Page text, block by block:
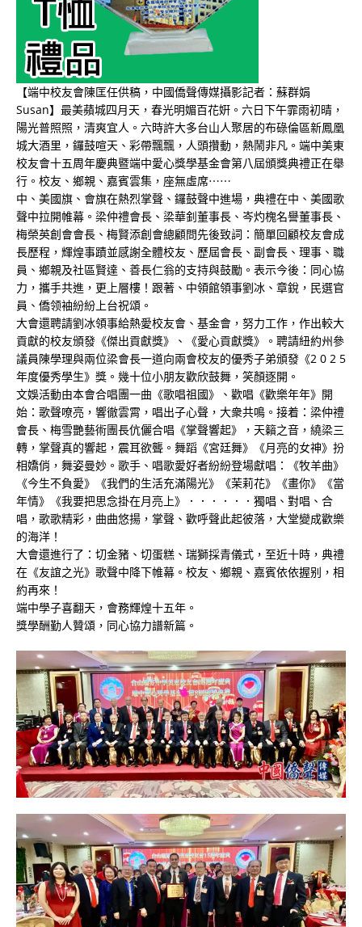
【端中校友會陳匡任供稿，中國僑聲傳媒攝影記者：蘇群娟
Susan】最美蘋城四月天，春光明媚百花姸。六日下午霏雨初晴，
陽光普照照，清爽宜人。六時許大多台山人聚居的布碌倫區新鳳凰
城大酒里，鑼鼓喧天、彩帶飄飄，人頭攢動，熱鬧非凡。端中美東
校友會十五周年慶典暨端中愛心獎學基金會第八屆頒獎典禮正在舉
行。校友、鄉親、嘉賓雲集，座無虛席⋯⋯
中、美國旗、會旗在熱烈掌聲、鑼鼓聲中進場，典禮在中、美國歌
聲中拉開帷幕。梁仲禮會長、梁華釗董事長、岑灼槐名譽董事長、
梅榮英創會會長、梅賢添創會總顧問先後致詞：簡單回顧校友會成
長歷程，輝煌事蹟並感謝全體校友、歷屆會長、副會長、理事、職
員、鄉親及社區賢達、善長仁翁的支持與鼓勵。表示今後：同心協
力，攜手共進，更上層樓！跟著、中領館領事劉冰、章銳，民選官
員、僑领袖紛紛上台祝頌。
大會還聘請劉冰領事給熱愛校友會、基金會，努力工作，作出較大
貢獻的校友頒發《傑出貢獻獎》、《愛心貢獻獎》。聘請紐約州參
議員陳學理與兩位梁會長一道向兩會校友的優秀子弟頒發《2 0 2 5
年度優秀學生》獎。幾十位小朋友歡欣鼓舞，笑顏逐開。
文娛活動由本會合唱團一曲《歌唱祖國》、歡唱《歡樂年年》開
始：歌聲嘹亮，響徹雲霄，唱出子心聲，大衆共鳴。接着：梁仲禮
會長、梅雪艷藝術團長伉儷合唱《掌聲響起》，天籟之音，繞梁三
轉，掌聲真的響起，震耳欲聾。舞蹈《宮廷舞》《月亮的女神》扮
相嬌俏，舞姿曼妙。歌手、唱歌愛好者紛紛登場獻唱：《牧羊曲》
《今生不負愛》《我們的生活充滿陽光》《茉莉花》《畫你》《當
年情》《我要把思念掛在月亮上》．．．．．．獨唱、對唱、合
唱，歌歌精彩，曲曲悠揚，掌聲、歡呼聲此起彼落，大堂變成歡樂
的海洋！
大會還進行了：切金豬、切蛋糕、瑞獅採青儀式，至近十時，典禮
在《友誼之光》歌聲中降下帷幕。校友、鄉親、嘉賓依依握别，相
約再來！
端中學子喜翻天，會務輝煌十五年。
獎學酬勤人贊頌，同心協力譜新篇。